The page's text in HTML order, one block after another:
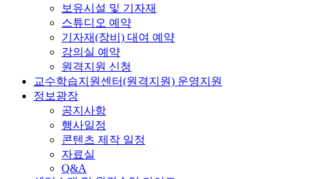
보유시설 및 기자재
스튜디오 예약
기자재(장비) 대여 예약
강의실 예약
원격지원 신청
교수학습지원센터(원격지원) 운영지원
정보광장
공지사항
행사일정
콘텐츠 제작 일정
자료실
Q&A